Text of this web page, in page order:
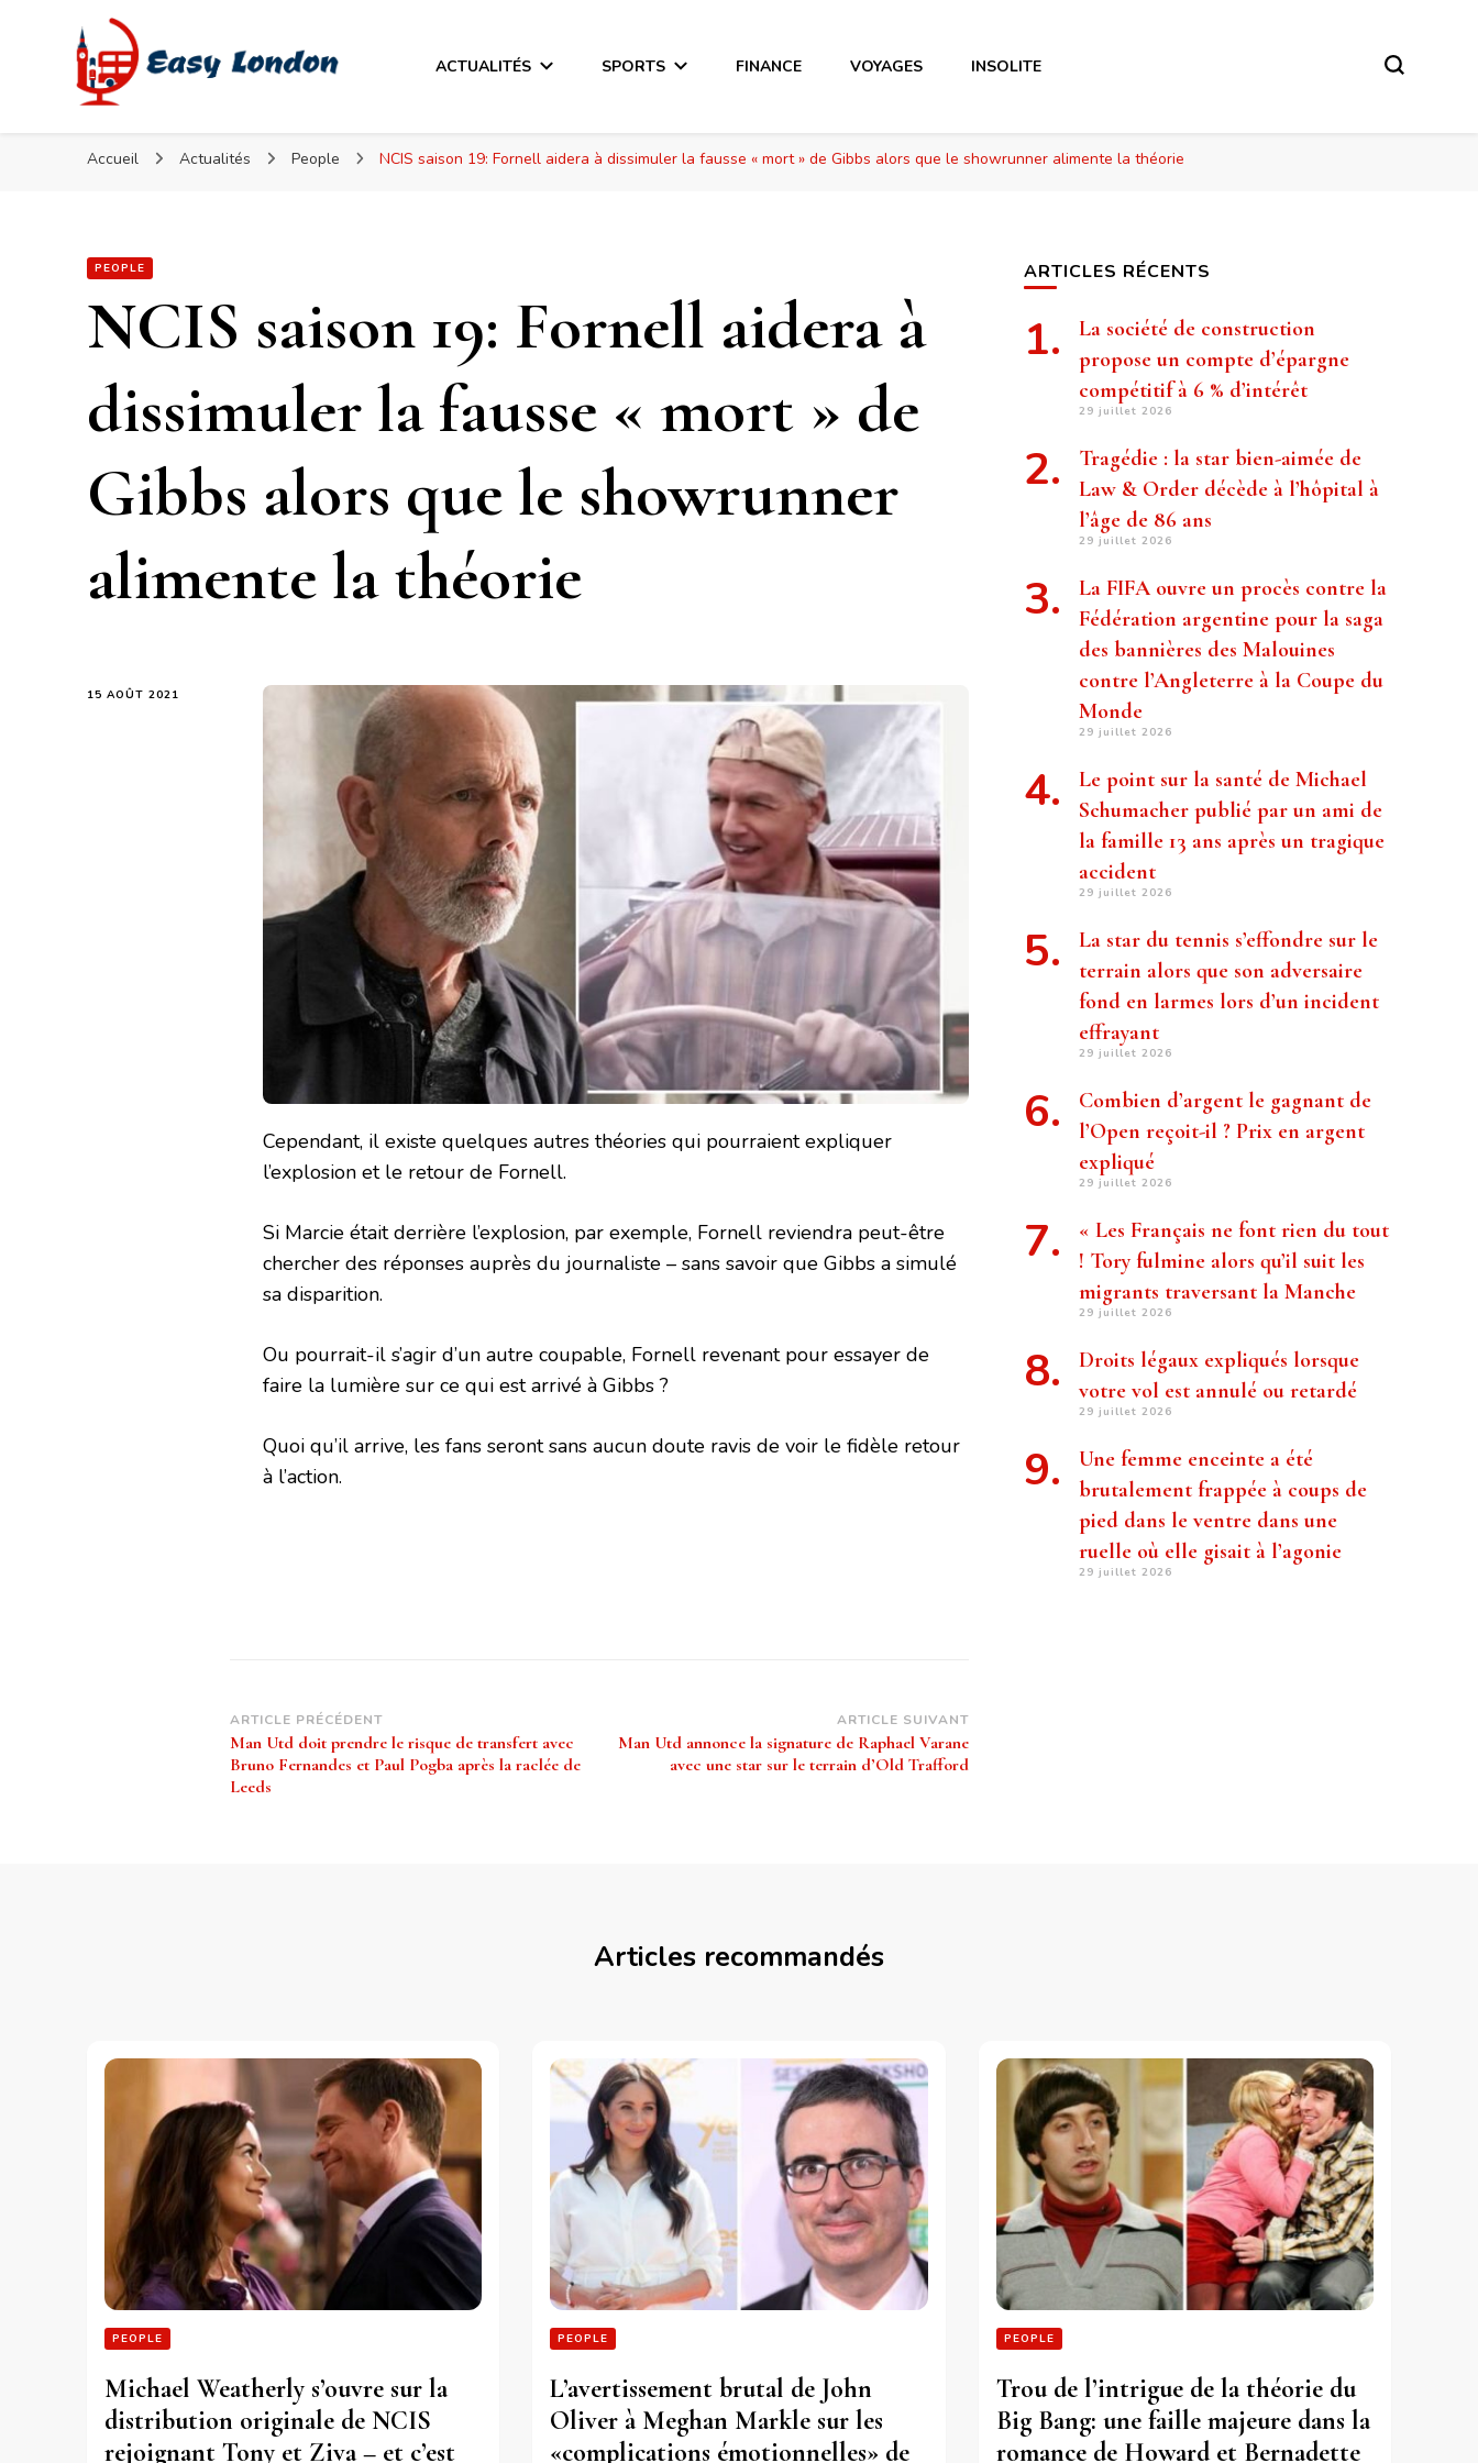
Easy London
Easy London
ACTUALITÉS SPORTS FINANCE VOYAGES INSOLITE
Accueil Actualités People NCIS saison 19: Fornell aidera à dissimuler la fausse « mort » de Gibbs alors que le showrunner alimente la théorie
PEOPLE
NCIS saison 19: Fornell aidera à
dissimuler la fausse « mort » de
Gibbs alors que le showrunner
alimente la théorie
15 AOÛT 2021
Cependant, il existe quelques autres théories qui pourraient expliquer
l’explosion et le retour de Fornell.
Si Marcie était derrière l’explosion, par exemple, Fornell reviendra peut-être
chercher des réponses auprès du journaliste – sans savoir que Gibbs a simulé
sa disparition.
Ou pourrait-il s’agir d’un autre coupable, Fornell revenant pour essayer de
faire la lumière sur ce qui est arrivé à Gibbs ?
Quoi qu’il arrive, les fans seront sans aucun doute ravis de voir le fidèle retour
à l’action.
Navigation
d’article
ARTICLE PRÉCÉDENT
Man Utd doit prendre le risque de transfert avec
Bruno Fernandes et Paul Pogba après la raclée de
Leeds
ARTICLE SUIVANT
Man Utd annonce la signature de Raphael Varane
avec une star sur le terrain d’Old Trafford
ARTICLES RÉCENTS
La société de construction
propose un compte d’épargne
compétitif à 6 % d’intérêt
29 juillet 2026
Tragédie : la star bien-aimée de
Law & Order décède à l’hôpital à
l’âge de 86 ans
29 juillet 2026
La FIFA ouvre un procès contre la
Fédération argentine pour la saga
des bannières des Malouines
contre l’Angleterre à la Coupe du
Monde
29 juillet 2026
Le point sur la santé de Michael
Schumacher publié par un ami de
la famille 13 ans après un tragique
accident
29 juillet 2026
La star du tennis s’effondre sur le
terrain alors que son adversaire
fond en larmes lors d’un incident
effrayant
29 juillet 2026
Combien d’argent le gagnant de
l’Open reçoit-il ? Prix ​​en argent
expliqué
29 juillet 2026
« Les Français ne font rien du tout
! Tory fulmine alors qu’il suit les
migrants traversant la Manche
29 juillet 2026
Droits légaux expliqués lorsque
votre vol est annulé ou retardé
29 juillet 2026
Une femme enceinte a été
brutalement frappée à coups de
pied dans le ventre dans une
ruelle où elle gisait à l’agonie
29 juillet 2026
Articles recommandés
PEOPLE
Michael Weatherly s’ouvre sur la
distribution originale de NCIS
rejoignant Tony et Ziva – et c’est
PEOPLE
L’avertissement brutal de John
Oliver à Meghan Markle sur les
«complications émotionnelles» de
PEOPLE
Trou de l’intrigue de la théorie du
Big Bang: une faille majeure dans la
romance de Howard et Bernadette